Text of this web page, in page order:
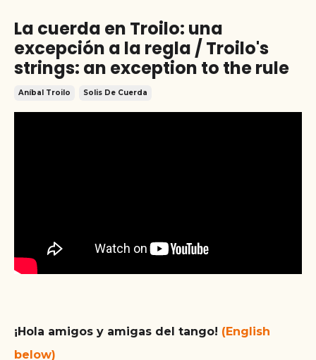
La cuerda en Troilo: una
excepción a la regla / Troilo's
strings: an exception to the rule
Aníbal Troilo Solis De Cuerda
¡Hola amigos y amigas del tango! (English
below)